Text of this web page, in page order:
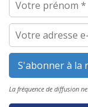
La fréquence de diffusion